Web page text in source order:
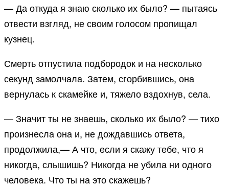
— Да откуда я знаю сколько их было? — пытаясь
отвести взгляд, не своим голосом пропищал
кузнец.
Смерть отпустила подбородок и на несколько
секунд замолчала. Затем, сгорбившись, она
вернулась к скамейке и, тяжело вздохнув, села.
— Значит ты не знаешь, сколько их было? — тихо
произнесла она и, не дождавшись ответа,
продолжила,— А что, если я скажу тебе, что я
никогда, слышишь? Никогда не убила ни одного
человека. Что ты на это скажешь?